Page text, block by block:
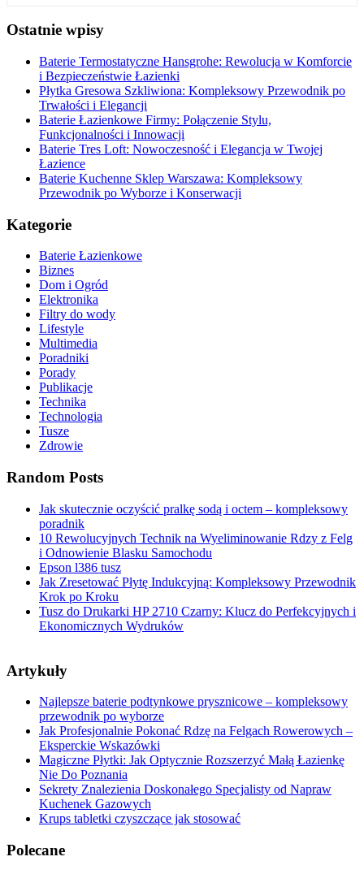
Ostatnie wpisy
Baterie Termostatyczne Hansgrohe: Rewolucja w Komforcie
i Bezpieczeństwie Łazienki
Płytka Gresowa Szkliwiona: Kompleksowy Przewodnik po
Trwałości i Elegancji
Baterie Łazienkowe Firmy: Połączenie Stylu,
Funkcjonalności i Innowacji
Baterie Tres Loft: Nowoczesność i Elegancja w Twojej
Łazience
Baterie Kuchenne Sklep Warszawa: Kompleksowy
Przewodnik po Wyborze i Konserwacji
Kategorie
Baterie Łazienkowe
Biznes
Dom i Ogród
Elektronika
Filtry do wody
Lifestyle
Multimedia
Poradniki
Porady
Publikacje
Technika
Technologia
Tusze
Zdrowie
Random Posts
Jak skutecznie oczyścić pralkę sodą i octem – kompleksowy
poradnik
10 Rewolucyjnych Technik na Wyeliminowanie Rdzy z Felg
i Odnowienie Blasku Samochodu
Epson l386 tusz
Jak Zresetować Płytę Indukcyjną: Kompleksowy Przewodnik
Krok po Kroku
Tusz do Drukarki HP 2710 Czarny: Klucz do Perfekcyjnych i
Ekonomicznych Wydruków
Artykuły
Najlepsze baterie podtynkowe prysznicowe – kompleksowy
przewodnik po wyborze
Jak Profesjonalnie Pokonać Rdzę na Felgach Rowerowych –
Eksperckie Wskazówki
Magiczne Płytki: Jak Optycznie Rozszerzyć Małą Łazienkę
Nie Do Poznania
Sekrety Znalezienia Doskonałego Specjalisty od Napraw
Kuchenek Gazowych
Krups tabletki czyszczące jak stosować
Polecane